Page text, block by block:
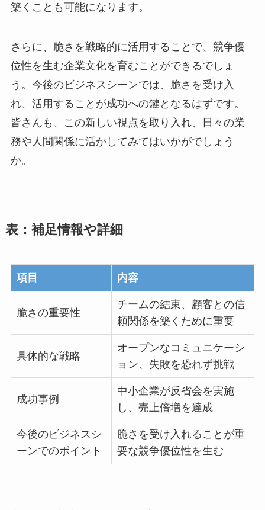
築くことも可能になります。
さらに、脆さを戦略的に活用することで、競争優
位性を生む企業文化を育むことができるでしょ
う。今後のビジネスシーンでは、脆さを受け入
れ、活用することが成功への鍵となるはずです。
皆さんも、この新しい視点を取り入れ、日々の業
務や人間関係に活かしてみてはいかがでしょう
か。
表：補足情報や詳細
項目 内容
脆さの重要性
チームの結束、顧客との信
頼関係を築くために重要
具体的な戦略
オープンなコミュニケーシ
ョン、失敗を恐れず挑戦
成功事例
中小企業が反省会を実施
し、売上倍増を達成
今後のビジネスシ
ーンでのポイント
脆さを受け入れることが重
要な競争優位性を生む